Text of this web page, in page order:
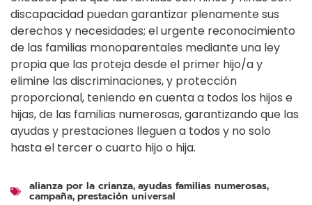
discapacidad puedan garantizar plenamente sus
derechos y necesidades; el urgente reconocimiento
de las familias monoparentales mediante una ley
propia que las proteja desde el primer hijo/a y
elimine las discriminaciones, y protección
proporcional, teniendo en cuenta a todos los hijos e
hijas, de las familias numerosas, garantizando que las
ayudas y prestaciones lleguen a todos y no solo
hasta el tercer o cuarto hijo o hija.
alianza por la crianza, ayudas familias numerosas,
campaña, prestación universal